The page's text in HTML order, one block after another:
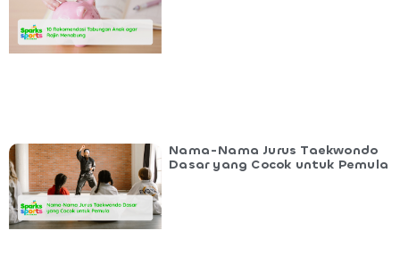
Nama-Nama Jurus Taekwondo
Dasar yang Cocok untuk Pemula